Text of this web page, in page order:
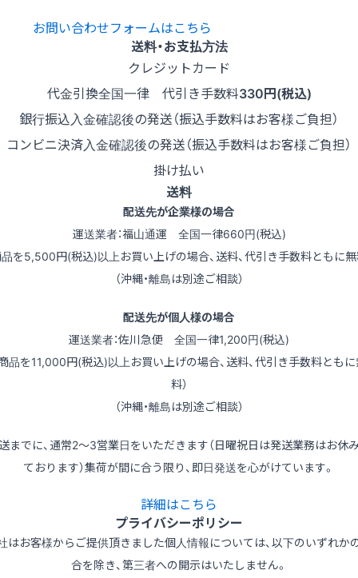
お問い合わせフォームはこちら
送料・お支払方法
クレジットカード
代金引換全国一律 代引き手数料330円(税込)
銀行振込入金確認後の発送（振込手数料はお客様ご負担）
コンビニ決済入金確認後の発送（振込手数料はお客様ご負担）
掛け払い
送料
配送先が企業様の場合
運送業者：福山通運 全国一律660円(税込)
品を5,500円(税込)以上お買い上げの場合、送料、代引き手数料ともに無
（沖縄・離島は別途ご相談）
配送先が個人様の場合
運送業者：佐川急便 全国一律1,200円(税込)
品を11,000円(税込)以上お買い上げの場合、送料、代引き手数料とも
料）
（沖縄・離島は別途ご相談）
までに、通常2～3営業日をいただきます（日曜祝日は発送業務はお休
ております）集荷が間に合う限り、即日発送を心がけています。
詳細はこちら
プライバシーポリシー
はお客様からご提供頂きました個人情報については、以下のいずれか
合を除き、第三者への開示はいたしません。